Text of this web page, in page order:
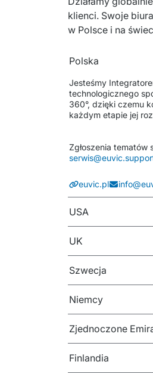
klienci. Swoje
w Polsce i na
Polska
Jesteśmy
technologicznego
360°, dzięki czemu
każdym etapie jej
euvic.pl
USA
UK
Szwecja
Niemcy
Zjednoczone
Finlandia